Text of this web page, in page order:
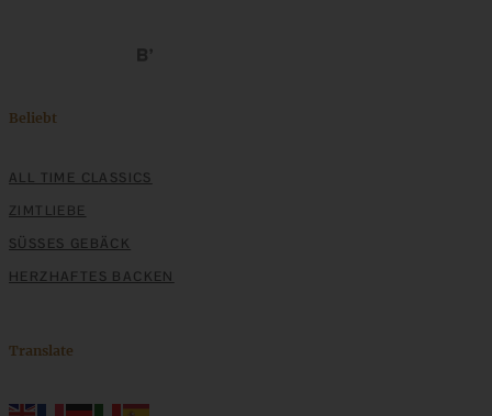
Beliebt
ALL TIME CLASSICS
ZIMTLIEBE
SÜSSES GEBÄCK
HERZHAFTES BACKEN
Translate